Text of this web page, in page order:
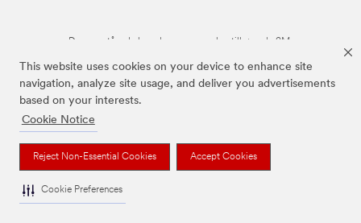
This website uses cookies on your device to enhance site
navigation, analyze site usage, and deliver you advertisements
based on your interests.
Cookie Notice
Reject Non-Essential Cookies Accept Cookies
Cookie Preferences
De ovenstående brands er varemærker tilhørende 3M.